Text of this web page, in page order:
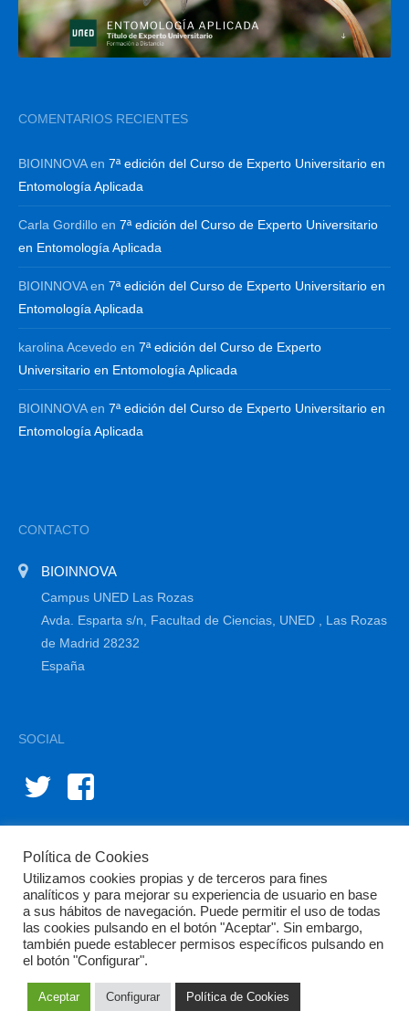
COMENTARIOS RECIENTES
BIOINNOVAen 7ª edición del Curso de Experto Universitario en
Entomología Aplicada
Carla Gordillo en 7ª edición del Curso de Experto Universitario
en Entomología Aplicada
BIOINNOVAen 7ª edición del Curso de Experto Universitario en
Entomología Aplicada
karolina Acevedo en 7ª edición del Curso de Experto
Universitario en Entomología Aplicada
BIOINNOVAen 7ª edición del Curso de Experto Universitario en
Entomología Aplicada
CONTACTO
BIOINNOVA
Campus UNED Las Rozas
Avda. Esparta s/n, Facultad de Ciencias, UNED , Las Rozas
de Madrid 28232
España
SOCIAL
© BIOINNOVA 2015-2024 | Diseño y gestión pordiffundit®
Aviso Legal Política de Privacidad
Política de Cookies
Utilizamos cookies propias y de terceros para fines
analíticos y para mejorar su experiencia de usuario en base
a sus hábitos de navegación. Puede permitir el uso de todas
las cookies pulsando en el botón "Aceptar". Sin embargo,
también puede establecer permisos específicos pulsando en
el botón "Configurar".
Aceptar Configurar Política de Cookies